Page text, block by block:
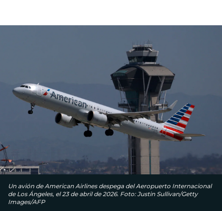
Un avión de American Airlines despega del Aeropuerto Internacional
de Los Ángeles, el 23 de abril de 2026. Foto: Justin Sullivan/Getty
Images/AFP